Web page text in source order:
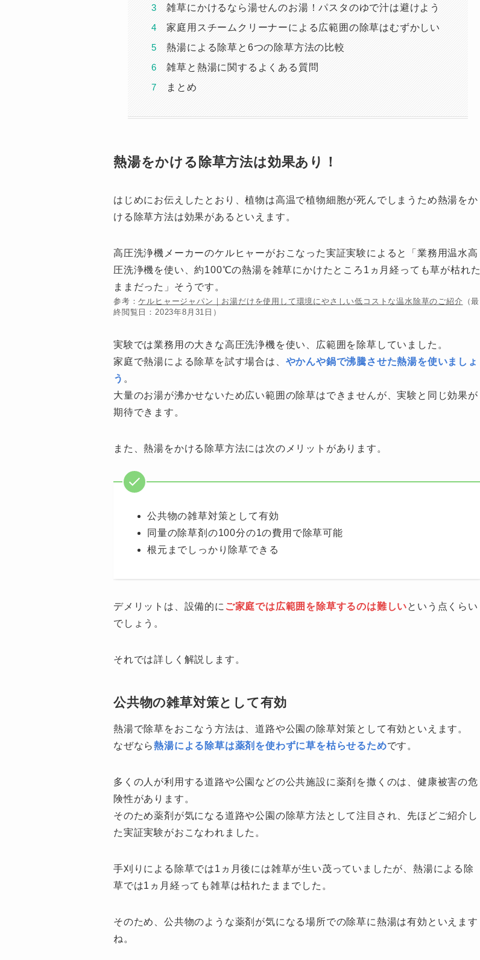
雑草にかけるなら湯せんのお湯！パスタのゆで汁は避けよう
家庭用スチームクリーナーによる広範囲の除草はむずかしい
熱湯による除草と6つの除草方法の比較
雑草と熱湯に関するよくある質問
まとめ
熱湯をかける除草方法は効果あり！
はじめにお伝えしたとおり、植物は高温で植物細胞が死んでしまうため熱湯をか
ける除草方法は効果があるといえます。
高圧洗浄機メーカーのケルヒャーがおこなった実証実験によると「業務用温水高
圧洗浄機を使い、約100℃の熱湯を雑草にかけたところ1ヵ月経っても草が枯れた
ままだった」そうです。
参考：ケルヒャージャパン｜お湯だけを使用して環境にやさしい低コストな温水除草のご紹介
（最
終閲覧日：2023年8月31日）
実験では業務用の大きな高圧洗浄機を使い、広範囲を除草していました。
家庭で熱湯による除草を試す場合は、 やかんや鍋で沸騰させた熱湯を使いましょ
う 。
大量のお湯が沸かせないため広い範囲の除草はできませんが、実験と同じ効果が
期待できます。
また、熱湯をかける除草方法には次のメリットがあります。
公共物の雑草対策として有効
同量の除草剤の100分の1の費用で除草可能
根元までしっかり除草できる
デメリットは、設備的に ご家庭では広範囲を除草するのは難しいという点くらい
でしょう。
それでは詳しく解説します。
公共物の雑草対策として有効
熱湯で除草をおこなう方法は、道路や公園の除草対策として有効といえます。
なぜなら熱湯による除草は薬剤を使わずに草を枯らせるためです。
多くの人が利用する道路や公園などの公共施設に薬剤を撒くのは、健康被害の危
険性があります。
そのため薬剤が気になる道路や公園の除草方法として注目され、先ほどご紹介し
た実証実験がおこなわれました。
手刈りによる除草では1ヵ月後には雑草が生い茂っていましたが、熱湯による除
草では1ヵ月経っても雑草は枯れたままでした。
そのため、公共物のような薬剤が気になる場所での除草に熱湯は有効といえます
ね。